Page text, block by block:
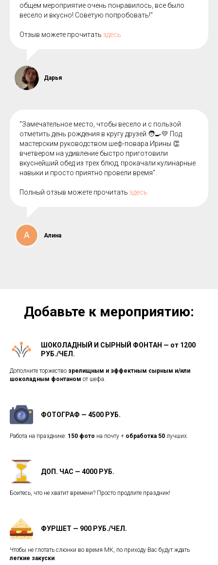
общем мероприятие очень понравилось, все было
весело и вкусно! Советую попробовать!"
Отзыв можете прочитать здесь
Дарья
"Замечательное место, чтобы весело и с пользой
отметить день рождения в кругу друзей 🧑🍳💛 Под
мастерским руководством шеф-повара Ирины 👏
вчетвером на удивление быстро приготовили
вкуснейший обед из трех блюд, прокачали кулинарные
навыки и просто приятно провели время".
Полный отзыв можете прочитать здесь
Алина
Добавьте к мероприятию:
ШОКОЛАДНЫЙ И СЫРНЫЙ ФОНТАН — от 1200
РУБ./ЧЕЛ.
Дополните торжество зрелищным и эффектным сырным и/или
шоколадным фонтаном от шефа.
ФОТОГРАФ — 4500 РУБ.
Работа на празднике: 150 фото на почту + обработка 50 лучших.
ДОП. ЧАС — 4000 РУБ.
Боитесь, что не хватит времени? Просто продлите праздник!
ФУРШЕТ — 900 РУБ./ЧЕЛ.
Чтобы не глотать слюнки во время МК, по приходу Вас будут ждать
легкие закуски.